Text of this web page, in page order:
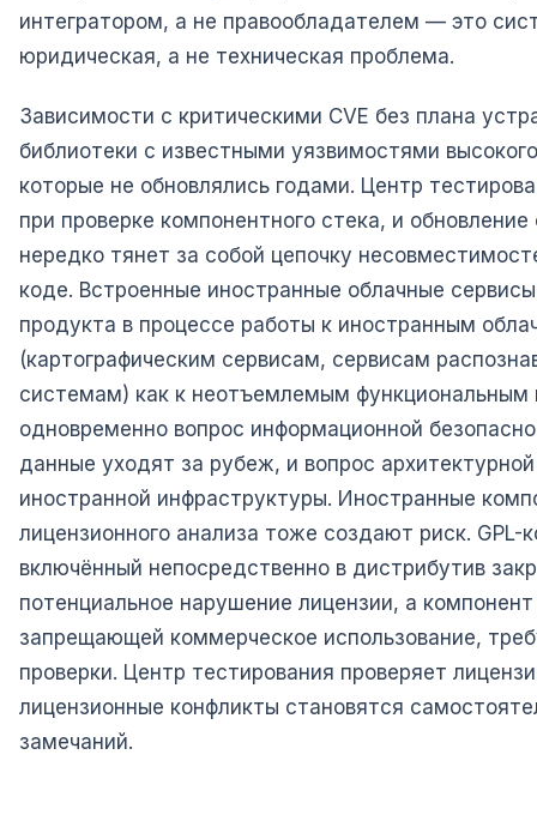
интегратором, а не правообладателем — это
юридическая, а не техническая проблема.
Зависимости с критическими CVE без плана
библиотеки с известными уязвимостями
которые не обновлялись годами. Центр
при проверке компонентного стека, и обновление
нередко тянет за собой цепочку
коде. Встроенные иностранные облачные
продукта в процессе работы к иностранным
(картографическим сервисам, сервисам
системам) как к неотъемлемым
одновременно вопрос информационной
данные уходят за рубеж, и вопрос
иностранной инфраструктуры. Иностранные
лицензионного анализа тоже создают риск. GPL-
включённый непосредственно в дистрибутив
потенциальное нарушение лицензии, а
запрещающей коммерческое использование,
проверки. Центр тестирования проверяет
лицензионные конфликты становятся
замечаний.